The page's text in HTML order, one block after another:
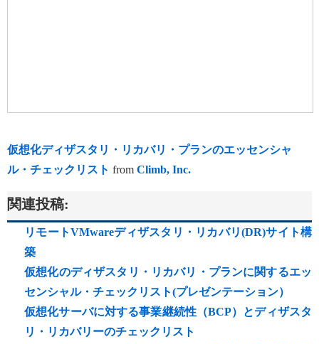
仮想化ディザスタリ・リカバリ・プランのエッセンシャ
ル・チェックリスト from Climb, Inc.
関連投稿:
リモートVMwareディザスタリ・リカバリ(DR)サイト構
築
仮想化のディザスタリ・リカバリ・プランに関するエッ
センシャル・チェックリスト(プレゼンテーション）
仮想化サーバに対する事業継続性（BCP）とディザスタ
リ・リカバリーのチェックリスト